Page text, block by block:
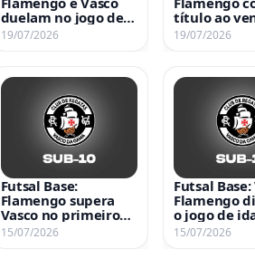
duelam no jogo de
volta da semifinal
19/07/2026
título ao
Vasco na
19/07/2026
Futsal Base:
Flamengo supera
Vasco no primeiro
confronto da
15/07/2026
Futsal Base:
Flamengo
o jogo de
semifinal do
15/07/2026